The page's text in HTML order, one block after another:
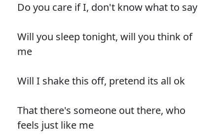
Do you care if I, don't know what to say
Will you sleep tonight, will you think of
me
Will I shake this off, pretend its all ok
That there's someone out there, who
feels just like me